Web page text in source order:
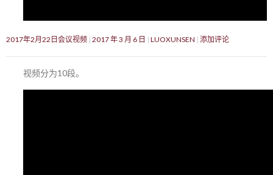
2017年2月22日会议视频 2017 年 3 月 6 日 LUOXUNSEN 添加评论
视频分为10段。